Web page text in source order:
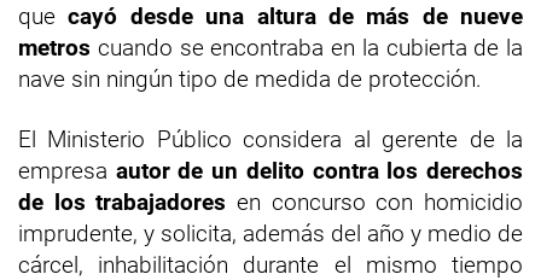
quecayó desde una altura de más de nueve
metros cuando se encontraba en la cubierta de la
nave sin ningún tipo de medida de protección.
El Ministerio Público considera al gerente de la
empresa autor de un delito contra los derechos
de los trabajadores en concurso con homicidio
imprudente, y solicita, además del año y medio de
cárcel, inhabilitación durante el mismo tiempo